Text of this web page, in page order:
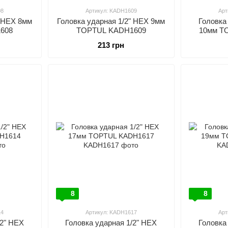
8мм
Артикул: KADH1609
Головка ударная 1/2" HEX 9мм
TOPTUL KADH1609
213 грн
10мм
HEX
8
Артикул: KADH1617
Головка ударная 1/2" HEX
8